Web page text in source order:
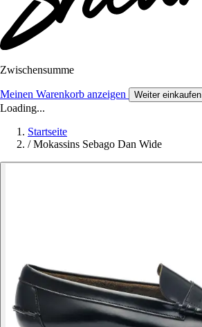
Zwischensumme
Meinen Warenkorb anzeigen Weiter einkaufen
Loading...
Startseite
/ Mokassins Sebago Dan Wide